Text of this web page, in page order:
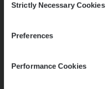
Selection
Strictly Necessary Cookies
Preferences
Performance Cookies
Ons